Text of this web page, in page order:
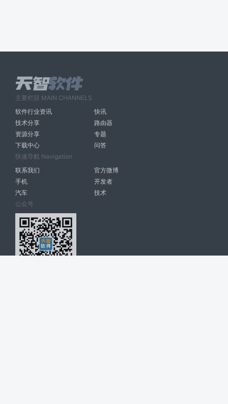
主要栏目 MAIN CHANNELS
软件行业资讯
快讯
技术分享
路由器
资源分享
专题
下载中心
问答
快速导航 Navigation
联系我们
官方微博
手机
开发者
汽车
技术
公众号